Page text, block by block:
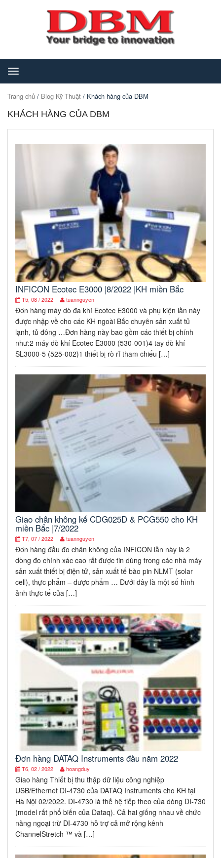
Toggle
navigation
Trang chủ / Blog Kỹ Thuật / Khách hàng của DBM
KHÁCH HÀNG CỦA DBM
INFICON Ecotec E3000 |8/2022 |KH miền Bắc
T5, 08 / 2022 tuannguyen
Đơn hàng máy dò đa khí Ecotec E3000 và phụ kiện lần này
được nhập về cho các KH ngoài Bắc chuyên sản xuất tủ
lạnh, tủ đông …Đơn hàng này bao gồm các thiết bị chính
như:2 máy dò khí Ecotec E3000 (530-001)4 tay dò khí
SL3000-5 (525-002)1 thiết bị rò rỉ tham chiếu […]
Giao chân không kế CDG025D & PCG550 cho KH
miền Bắc |7/2022
T7, 07 / 2022 tuannguyen
Đơn hàng đầu đo chân không của INFICON lần này là 2
dòng đo chính xác cao rất được tin dùng trong các nhà máy
sản xuất thiết bị điện tử, sản xuất tế bào pin NLMT (solar
cell), thực phẩm – dược phẩm … Dưới đây là một số hình
ảnh thực tế của […]
Đơn hàng DATAQ Instruments đầu năm 2022
T6, 02 / 2022 hoangduy
Giao hàng Thiết bị thu thập dữ liệu công nghiệp
USB/Ethernet DI-4730 của DATAQ Instruments cho KH tại
Hà Nội 02/2022. DI-4730 là thế hệ tiếp theo của dòng DI-730
(model rất phổ biến của Dataq). Cả hai giống nhau về chức
năng ngoại trừ DI-4730 hỗ trợ cả mở rộng kênh
ChannelStretch ™ và […]